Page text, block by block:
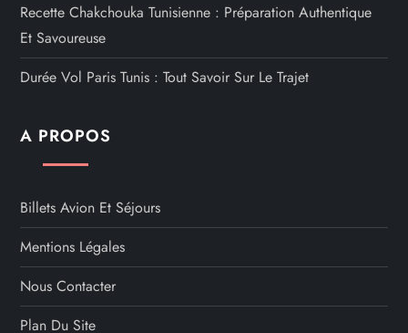
Recette Chakchouka Tunisienne : Préparation Authentique
Et Savoureuse
Durée Vol Paris Tunis : Tout Savoir Sur Le Trajet
A PROPOS
Billets Avion Et Séjours
Mentions Légales
Nous Contacter
Plan Du Site